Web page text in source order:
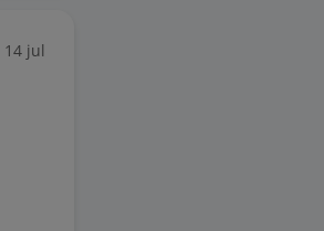
14 jul